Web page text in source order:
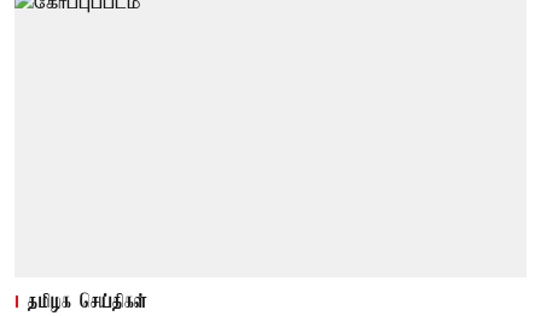
தமிழக செய்திகள்